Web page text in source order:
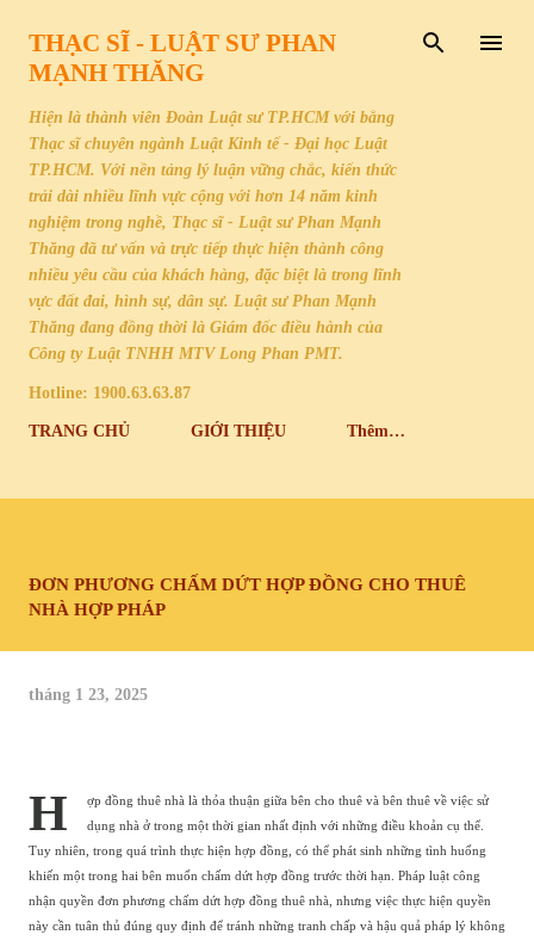
THẠC SĨ - LUẬT SƯ PHAN
MẠNH THĂNG
Hiện là thành viên Đoàn Luật sư TP.HCM với bằng
Thạc sĩ chuyên ngành Luật Kinh tế - Đại học Luật
TP.HCM. Với nền tảng lý luận vững chắc, kiến thức
trải dài nhiều lĩnh vực cộng với hơn 14 năm kinh
nghiệm trong nghề, Thạc sĩ - Luật sư Phan Mạnh
Thăng đã tư vấn và trực tiếp thực hiện thành công
nhiều yêu cầu của khách hàng, đặc biệt là trong lĩnh
vực đất đai, hình sự, dân sự. Luật sư Phan Mạnh
Thăng đang đồng thời là Giám đốc điều hành của
Công ty Luật TNHH MTV Long Phan PMT.
Hotline: 1900.63.63.87
TRANG CHỦ GIỚI THIỆU Thêm…
ĐƠN PHƯƠNG CHẤM DỨT HỢP ĐỒNG CHO THUÊ
NHÀ HỢP PHÁP
tháng 1 23, 2025
H
ợp đồng thuê nhà là thỏa thuận giữa bên cho thuê và bên thuê về việc sử
dụng nhà ở trong một thời gian nhất định với những điều khoản cụ thể.
Tuy nhiên, trong quá trình thực hiện hợp đồng, có thể phát sinh những tình huống
khiến một trong hai bên muốn chấm dứt hợp đồng trước thời hạn. Pháp luật công
nhận quyền đơn phương chấm dứt hợp đồng thuê nhà, nhưng việc thực hiện quyền
này cần tuân thủ đúng quy định để tránh những tranh chấp và hậu quả pháp lý không